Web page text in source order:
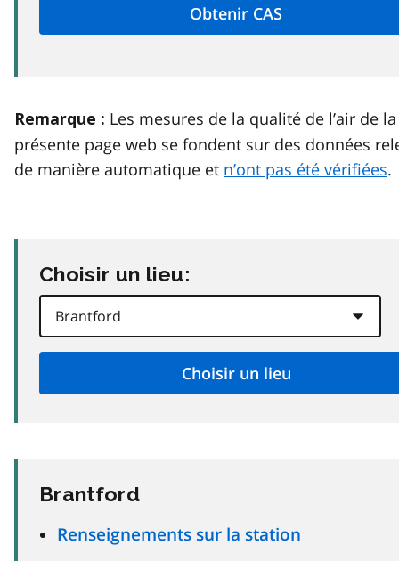
Remarque : Les mesures de la qualité de l’air de la
présente page web se fondent sur des données
de manière automatique et n’ont pas été vérifiées.
Choisir un lieu:
Brantford
Renseignements sur la station